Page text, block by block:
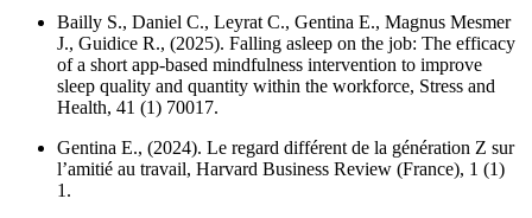
Bailly S., Daniel C., Leyrat C., Gentina E., Magnus Mesmer
J., Guidice R., (2025). Falling asleep on the job: The efficacy
of a short app-based mindfulness intervention to improve
sleep quality and quantity within the workforce, Stress and
Health, 41 (1) 70017.
Gentina E., (2024). Le regard différent de la génération Z sur
l’amitié au travail, Harvard Business Review (France), 1 (1)
1.